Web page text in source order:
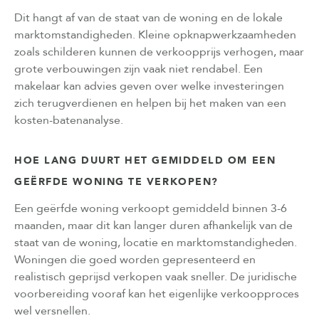
Dit hangt af van de staat van de woning en de lokale
marktomstandigheden. Kleine opknapwerkzaamheden
zoals schilderen kunnen de verkoopprijs verhogen, maar
grote verbouwingen zijn vaak niet rendabel. Een
makelaar kan advies geven over welke investeringen
zich terugverdienen en helpen bij het maken van een
kosten-batenanalyse.
HOE LANG DUURT HET GEMIDDELD OM EEN
GEËRFDE WONING TE VERKOPEN?
Een geërfde woning verkoopt gemiddeld binnen 3-6
maanden, maar dit kan langer duren afhankelijk van de
staat van de woning, locatie en marktomstandigheden.
Woningen die goed worden gepresenteerd en
realistisch geprijsd verkopen vaak sneller. De juridische
voorbereiding vooraf kan het eigenlijke verkoopproces
wel versnellen.